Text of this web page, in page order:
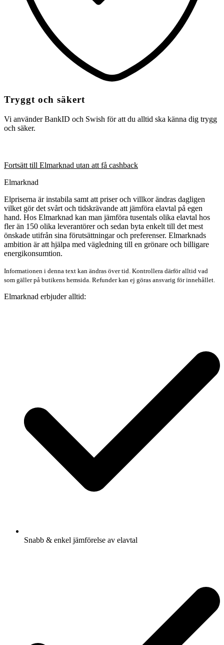
Tryggt och säkert
Vi använder BankID och Swish för att du alltid ska känna dig trygg
och säker.
Fortsätt till Elmarknad utan att få cashback
Elmarknad
Elpriserna är instabila samt att priser och villkor ändras dagligen
vilket gör det svårt och tidskrävande att jämföra elavtal på egen
hand. Hos Elmarknad kan man jämföra tusentals olika elavtal hos
fler än 150 olika leverantörer och sedan byta enkelt till det mest
önskade utifrån sina förutsättningar och preferenser. Elmarknads
ambition är att hjälpa med vägledning till en grönare och billigare
energikonsumtion.
Informationen i denna text kan ändras över tid. Kontrollera därför alltid vad
som gäller på butikens hemsida. Refunder kan ej göras ansvarig för innehållet.
Elmarknad erbjuder alltid:
Snabb & enkel jämförelse av elavtal